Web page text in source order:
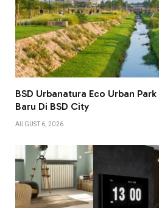
BSD Urbanatura Eco Urban
Baru Di BSD City
AUGUST 6, 2026